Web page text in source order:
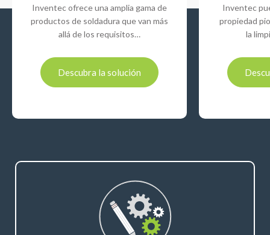
Inventec ofrece una amplia gama de
productos de soldadura que van más
allá de los requisitos…
Descubra la solución
Inventec
propiedad
la